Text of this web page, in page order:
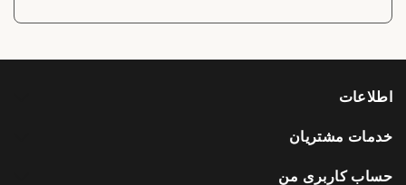
اطلاعات
خدمات مشتریان
حساب کاربری من